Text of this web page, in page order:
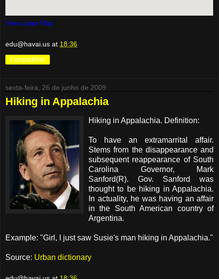
View Larger Map
edu@havai.us at 18:36
Compartilhar
sexta-feira, 26 de junho de 2009
Hiking in Appalachia
Hiking in Appalachia. Definition:
To have an extramarrital affair.
Stems from the disappearance and
subsequent reappearance of South
Carolina Governor, Mark
Sanford(R). Gov. Sanford was
thought to be hiking in Appalachia.
In actuality, he was having an affair
in the South American country of
Argentina.
Example: "Girl, I just saw Susie's man hiking in Appalachia."
Source: Urban dictionary